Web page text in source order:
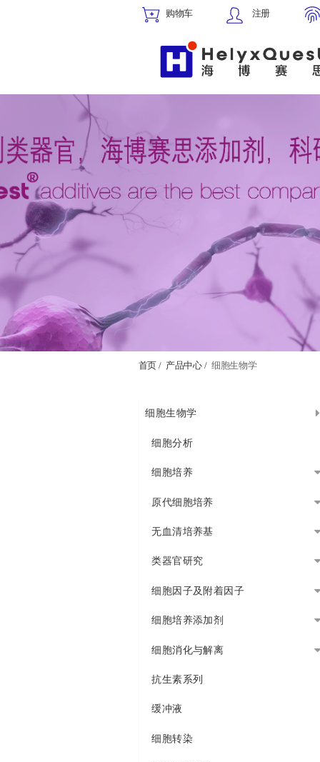
购物车 注册
首页 / 产品中心 / 细胞生物学
细胞生物学
细胞分析
细胞培养
原代细胞培养
无血清培养基
类器官研究
细胞因子及附着因子
细胞培养添加剂
细胞消化与解离
抗生素系列
缓冲液
细胞转染